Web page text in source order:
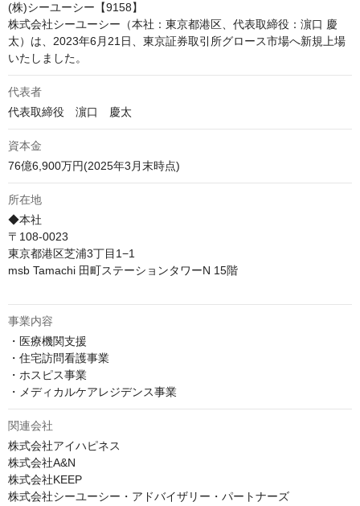
(株)シーユーシー【9158】
株式会社シーユーシー（本社：東京都港区、代表取締役：濵口 慶
太）は、2023年6月21日、東京証券取引所グロース市場へ新規上場
代表者
代表取締役　濵口　慶太
資本金
76億6,900万円(2025年3月末時点)
所在地
◆本社
〒108-0023
東京都港区芝浦3丁目1−1
msb Tamachi 田町ステーションタワーN 15階
事業内容
・医療機関支援
・住宅訪問看護事業
・ホスピス事業
・メディカルケアレジデンス事業
関連会社
株式会社アイハピネス
株式会社A&N
株式会社KEEP
株式会社シーユーシー・アドバイザリー・パートナーズ